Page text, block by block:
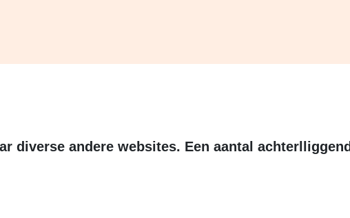
diverse andere websites. Een aantal